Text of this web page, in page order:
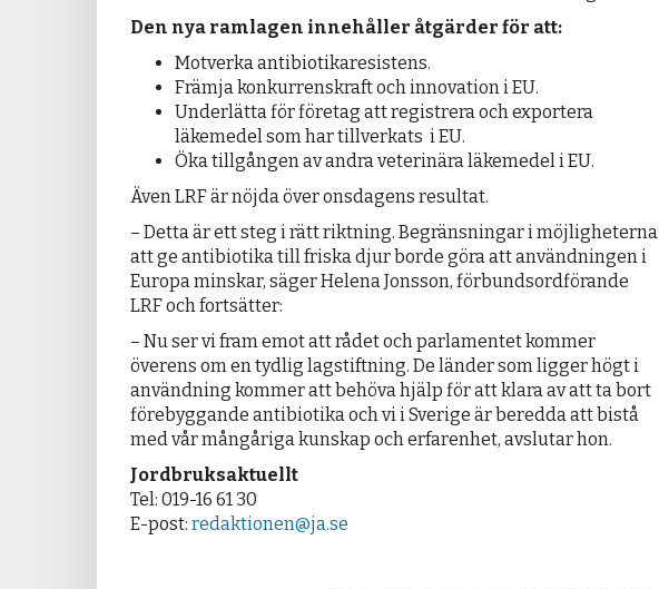
Den nya ramlagen innehåller åtgärder för att:
Motverka antibiotikaresistens.
Främja konkurrenskraft och innovation i EU.
Underlätta för företag att registrera och exportera
läkemedel som har tillverkats i EU.
Öka tillgången av andra veterinära läkemedel i EU.
Även LRF är nöjda över onsdagens resultat.
– Detta är ett steg i rätt riktning. Begränsningar i möjligheterna
att ge antibiotika till friska djur borde göra att användningen i
Europa minskar, säger Helena Jonsson, förbundsordförande
LRF och fortsätter:
– Nu ser vi fram emot att rådet och parlamentet kommer
överens om en tydlig lagstiftning. De länder som ligger högt i
användning kommer att behöva hjälp för att klara av att ta bort
förebyggande antibiotika och vi i Sverige är beredda att bistå
med vår mångåriga kunskap och erfarenhet, avslutar hon.
Jordbruksaktuellt
Tel: 019-16 61 30
E-post: redaktionen@ja.se